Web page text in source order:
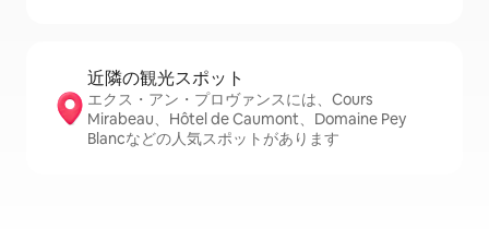
近隣の観光ス⁠ポ⁠ッ⁠ト
エクス・アン・プロヴァンスには、Cours
Mirabeau、Hôtel de Caumont、Domaine Pey
Blancなどの人気スポットがあります